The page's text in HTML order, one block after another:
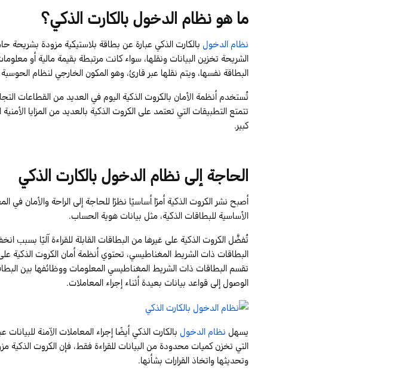
ماهو نظامالدخول بالكارت الذكي؟
نظام الدخولبالكارت الذكي عبارة عن بطاقة بلاستيكية مزودة بشريحة
الشريحة تخزين البيانات ونقلها، سواء كانت مرتبطة بقيمة مالية أو
البطاقة نفسها، ويتم نقلها عبر قارئ، وهو المكون الخارجي لنظام
تُستخدم أنظمة الأمان بالكروت الذكية اليوم في العديد من القطاعات
تتمتع التطبيقات التي تعتمد على الكروت الذكية بالعديد من المزايا
كبير.
الحاجةإلىنظام الدخول بالكارت الذكي
أصبح نشر الكروت الذكية أمرًا أساسيًا نظرًا للحاجة إلى الراحة والأمان في
الأساسية للبطاقات الذكية، مثل بيانات هوية الحساب.
تُفضَّل الكروت الذكية على غيرها من البطاقات القابلة للقراءة آليًا
البطاقات ذات الشريط المغناطيسي، تحتوي أنظمة أمان الكروت الذكية
تقسم البطاقات ذات الشريط المغناطيسي المعلومات ووظائفها بين
الوصول إلى قواعد بيانات بعيدة أثناء إجراء المعاملات.
يسهلنظام الدخولبالكارت الذكيأيضًا إجراء المعاملات الآمنة
التي تخزن كميات محدودة من البيانات للقراءة فقط، فإن الكروت الذكية
وتحديثها واتخاذ القرارات بشأنها.